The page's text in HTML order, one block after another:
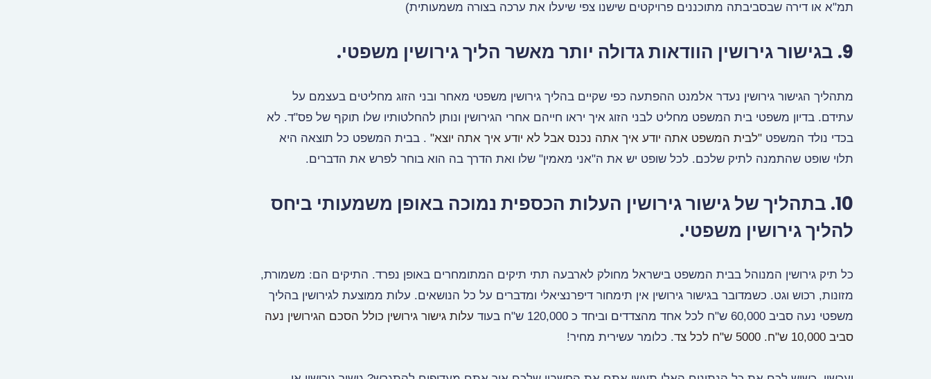
תמ"א או דירה שבסביבתה מתוכננים פרויקטים שישנו צפי שיעלו את ערכה בצורה משמעותית)
9. בגישור גירושין הוודאות גדולה יותר מאשר הליך גירושין משפטי.
מתהליך הגישור גירושין נעדר אלמנט ההפתעה כפי שקיים בהליך גירושין משפטי מאחר ובני הזוג מחליטים בעצמם על
עתידם. בדיון משפטי בית המשפט מחליט לבני הזוג איך יראו חייהם אחרי הגירושין ונותן להחלטותיו שלו תוקף של פס"ד. לא
בכדי נולד המשפט "לבית המשפט אתה יודע איך אתה נכנס אבל לא יודע איך אתה יוצא" . בבית המשפט כל תוצאה היא
תלוי שופט שהתמנה לתיק שלכם. לכל שופט יש את ה"אני מאמין" שלו ואת הדרך בה הוא בוחר לפרש את הדברים.
10. בתהליך של גישור גירושין העלות הכספית נמוכה באופן משמעותי ביחס
להליך גירושין משפטי.
כל תיק גירושין המנוהל בבית המשפט בישראל מחולק לארבעה תתי תיקים המתומחרים באופן נפרד. התיקים הם: משמורת,
מזונות, רכוש וגט. כשמדובר בגישור גירושין אין תימחור דיפרנציאלי ומדברים על כל הנושאים. עלות ממוצעת לגירושין בהליך
משפטי נעה סביב 60,000 ש"ח לכל אחד מהצדדים וביחד כ 120,000 ש"ח בעוד
עלות גישור גירושין כולל הסכם הגירושין נעה
סביב 10,000 ש"ח. 5000 ש"ח לכל צד
. כלומר עשירית מחיר!